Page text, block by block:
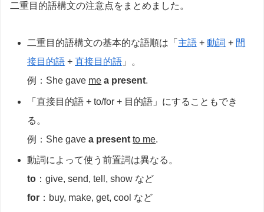
二重目的語構文の注意点をまとめました。
二重目的語構文の基本的な語順は「 主語 +動詞 + 間
接目的語 +直接目的語 」。
例：She gave me a present.
「直接目的語 + to/for + 目的語」にすることもでき
る。
例：She gavea present to me.
動詞によって使う前置詞は異なる。
to ：give, send, tell, show など
for ：buy, make, get, cool など